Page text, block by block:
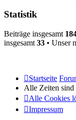
Statistik
Beiträge insgesamt
insgesamt 33 • Unser
Startseite
Alle Zeiten sind
Alle Cookies
Impressum